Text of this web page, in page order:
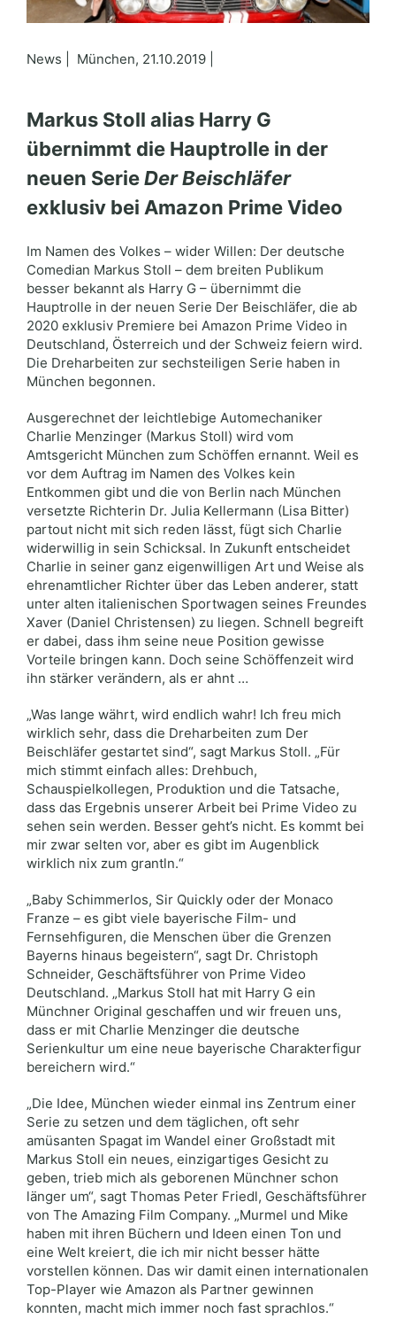
News | München, 21.10.2019 |
Markus Stoll alias Harry G
übernimmt die Hauptrolle in der
neuen SerieDer Beischläfer
exklusiv bei Amazon Prime Video
Im Namen des Volkes – wider Willen: Der deutsche
Comedian Markus Stoll – dem breiten Publikum
besser bekannt als Harry G – übernimmt die
Hauptrolle in der neuen Serie Der Beischläfer, die ab
2020 exklusiv Premiere bei Amazon Prime Video in
Deutschland, Österreich und der Schweiz feiern wird.
Die Dreharbeiten zur sechsteiligen Serie haben in
München begonnen.
Ausgerechnet der leichtlebige Automechaniker
Charlie Menzinger (Markus Stoll) wird vom
Amtsgericht München zum Schöffen ernannt. Weil es
vor dem Auftrag im Namen des Volkes kein
Entkommen gibt und die von Berlin nach München
versetzte Richterin Dr. Julia Kellermann (Lisa Bitter)
partout nicht mit sich reden lässt, fügt sich Charlie
widerwillig in sein Schicksal. In Zukunft entscheidet
Charlie in seiner ganz eigenwilligen Art und Weise als
ehrenamtlicher Richter über das Leben anderer, statt
unter alten italienischen Sportwagen seines Freundes
Xaver (Daniel Christensen) zu liegen. Schnell begreift
er dabei, dass ihm seine neue Position gewisse
Vorteile bringen kann. Doch seine Schöffenzeit wird
ihn stärker verändern, als er ahnt …
„Was lange währt, wird endlich wahr! Ich freu mich
wirklich sehr, dass die Dreharbeiten zum Der
Beischläfer gestartet sind“, sagt Markus Stoll. „Für
mich stimmt einfach alles: Drehbuch,
Schauspielkollegen, Produktion und die Tatsache,
dass das Ergebnis unserer Arbeit bei Prime Video zu
sehen sein werden. Besser geht’s nicht. Es kommt bei
mir zwar selten vor, aber es gibt im Augenblick
wirklich nix zum grantln.“
„Baby Schimmerlos, Sir Quickly oder der Monaco
Franze – es gibt viele bayerische Film- und
Fernsehfiguren, die Menschen über die Grenzen
Bayerns hinaus begeistern“, sagt Dr. Christoph
Schneider, Geschäftsführer von Prime Video
Deutschland. „Markus Stoll hat mit Harry G ein
Münchner Original geschaffen und wir freuen uns,
dass er mit Charlie Menzinger die deutsche
Serienkultur um eine neue bayerische Charakterfigur
bereichern wird.“
„Die Idee, München wieder einmal ins Zentrum einer
Serie zu setzen und dem täglichen, oft sehr
amüsanten Spagat im Wandel einer Großstadt mit
Markus Stoll ein neues, einzigartiges Gesicht zu
geben, trieb mich als geborenen Münchner schon
länger um“, sagt Thomas Peter Friedl, Geschäftsführer
von The Amazing Film Company. „Murmel und Mike
haben mit ihren Büchern und Ideen einen Ton und
eine Welt kreiert, die ich mir nicht besser hätte
vorstellen können. Das wir damit einen internationalen
Top-Player wie Amazon als Partner gewinnen
konnten, macht mich immer noch fast sprachlos.“